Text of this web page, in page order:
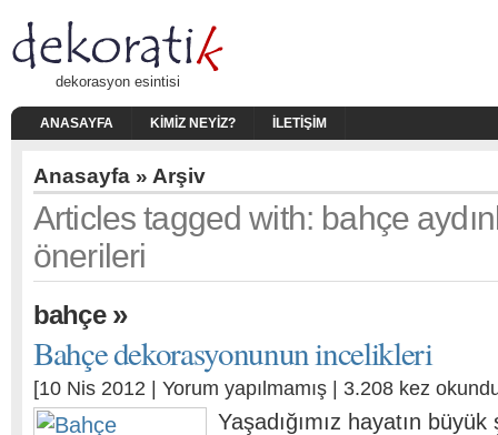
dekorasyon esintisi
ANASAYFA KIMIZ NEYIZ? İLETIŞIM
Anasayfa » Arşiv
Articles tagged with: bahçe
önerileri
bahçe»
Bahçe dekorasyonunun incelikleri
[10 Nis 2012 | Yorum yapılmamış | 3.208 kez
Yaşadığımız hayatın